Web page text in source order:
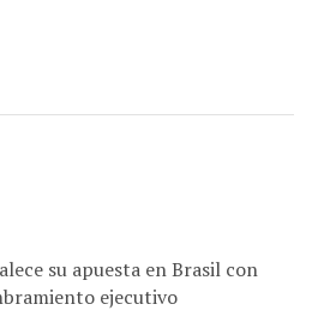
su apuesta en Brasil con
ejecutivo